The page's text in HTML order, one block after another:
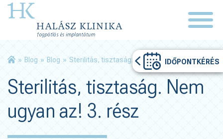
IDŐPONTKÉRÉS
» Blog » Blog » Sterilitás, tisztaság. Nem ugyan az! 3. rész
Sterilitás, tisztaság. Nem
ugyan az! 3. rész